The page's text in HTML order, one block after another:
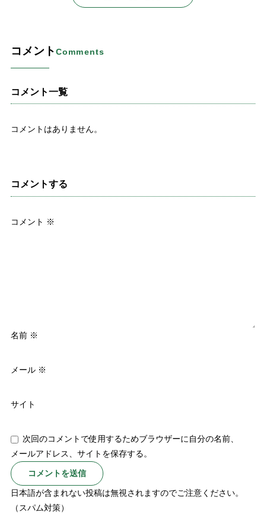
コメントComments
コメント一覧
コメントはありません。
コメントする
コメント ※
名前 ※
メール ※
サイト
次回のコメントで使用するためブラウザーに自分の名前、
メールアドレス、サイトを保存する。
日本語が含まれない投稿は無視されますのでご注意ください。
（スパム対策）